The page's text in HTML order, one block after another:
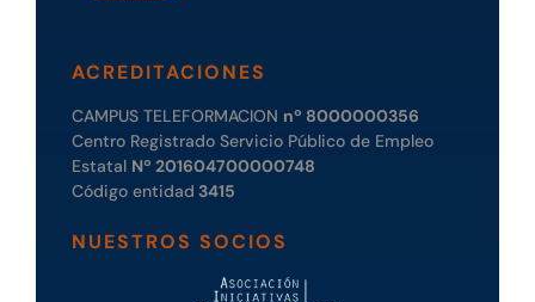
ACREDITACIONES
CAMPUS TELEFORMACION nº 8000000356
Centro Registrado Servicio Público de Empleo
Estatal Nº 201604700000748
Código entidad 3415
NUESTROS SOCIOS